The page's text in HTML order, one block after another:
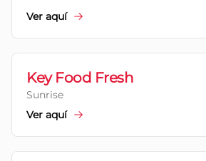
Ver aquí
Key Food Fresh
Sunrise
Ver aquí